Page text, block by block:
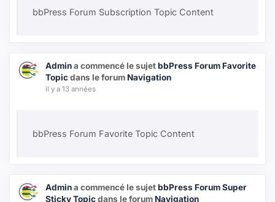
bbPress Forum Subscription Topic Content
Admina commencé le sujetbbPress Forum Favorite
Topicdans le forumNavigation
il y a 13 années
bbPress Forum Favorite Topic Content
Admina commencé le sujetbbPress Forum Super
Sticky Topicdans le forumNavigation